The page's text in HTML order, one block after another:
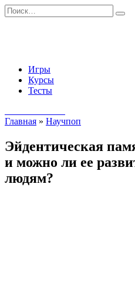
Перейти
к
Search
for:
Игры
Курсы
Тесты
Главная » Научпоп
Эйдентическая
и можно ли ее
людям?